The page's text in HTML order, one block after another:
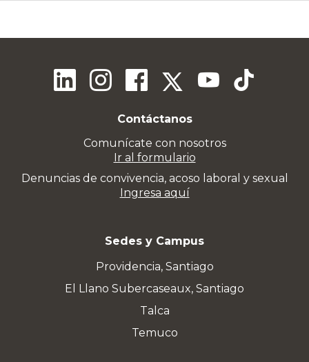
Contáctanos
Comunícate con nosotros
Ir al formulario
Denuncias de convivencia, acoso laboral y sexual
Ingresa aquí
Sedes y Campus
Providencia, Santiago
El Llano Subercaseaux, Santiago
Talca
Temuco